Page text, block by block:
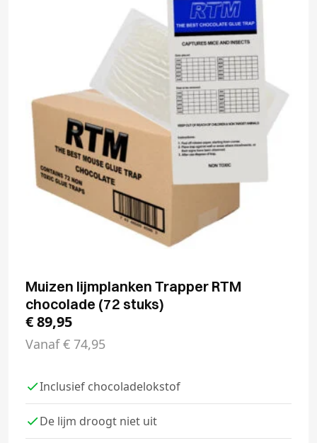
Muizen lijmplanken Trapper RTM
chocolade (72 stuks)
€89,95
Vanaf€ 74,95
Inclusief chocoladelokstof
De lijm droogt niet uit